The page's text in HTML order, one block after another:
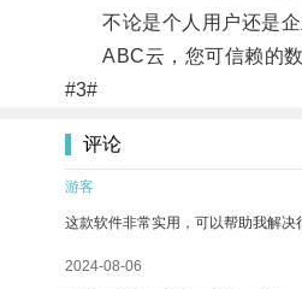
不论是个人用户还是企
ABC云，您可信赖的数
#3#
评论
游客
这款软件非常实用，可以帮助我解决
2024-08-06